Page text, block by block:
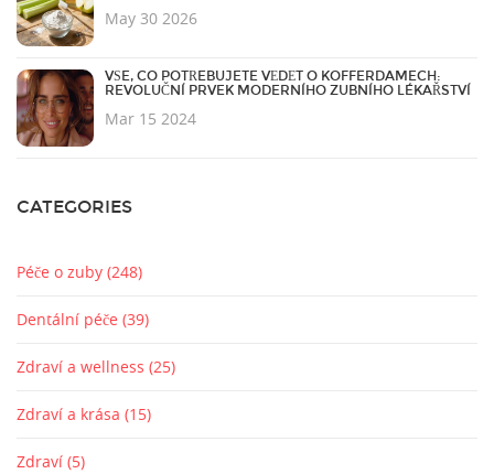
May 30 2026
VŠE, CO POTŘEBUJETE VĚDĚT O KOFFERDAMECH:
REVOLUČNÍ PRVEK MODERNÍHO ZUBNÍHO LÉKAŘSTVÍ
Mar 15 2024
CATEGORIES
Péče o zuby (248)
Dentální péče (39)
Zdraví a wellness (25)
Zdraví a krása (15)
Zdraví (5)